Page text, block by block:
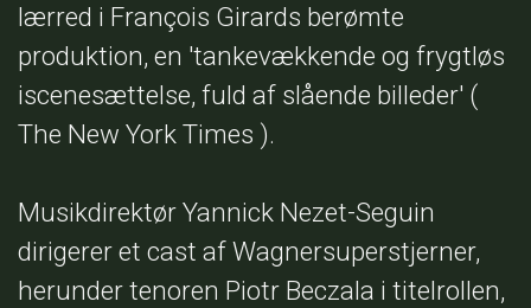
lærred i François Girards berømte
produktion, en 'tankevækkende og frygtløs
iscenesættelse, fuld af slående billeder' (
The New York Times ).
Musikdirektør Yannick Nezet-Seguin
dirigerer et cast af Wagnersuperstjerner,
herunder tenoren Piotr Beczala i titelrollen,